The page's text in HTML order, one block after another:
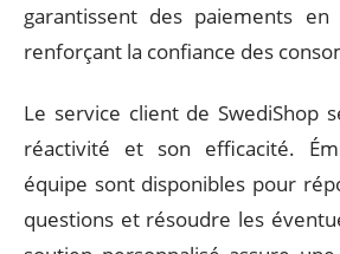
garantissent des paiements
renforçant la confiance des
Le service client de SwediShop
réactivité et son efficacité.
équipe sont disponibles pour
questions et résoudre les